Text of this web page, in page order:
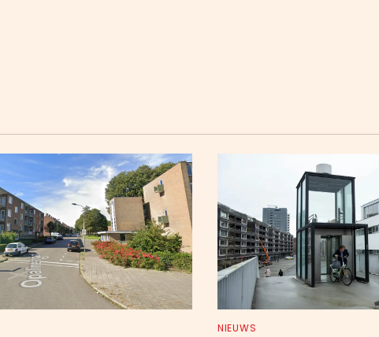
NIEUWS